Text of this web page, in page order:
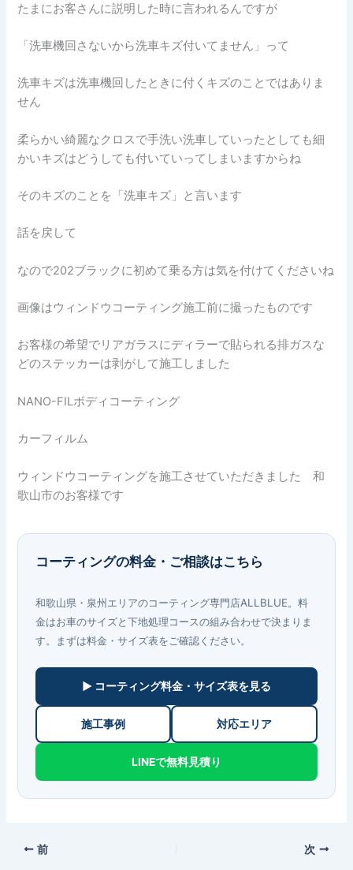
たまにお客さんに説明した時に言われるんですが
「洗車機回さないから洗車キズ付いてません」って
洗車キズは洗車機回したときに付くキズのことではありま
せん
柔らかい綺麗なクロスで手洗い洗車していったとしても細
かいキズはどうしても付いていってしまいますからね
そのキズのことを「洗車キズ」と言います
話を戻して
なので202ブラックに初めて乗る方は気を付けてくださいね
画像はウィンドウコーティング施工前に撮ったものです
お客様の希望でリアガラスにディラーで貼られる排ガスな
どのステッカーは剥がして施工しました
NANO-FILボディコーティング
カーフィルム
ウィンドウコーティングを施工させていただきました 和
歌山市のお客様です
コーティングの料金・ご相談はこちら
和歌山県・泉州エリアのコーティング専門店ALLBLUE。料
金はお車のサイズと下地処理コースの組み合わせで決まりま
す。まずは料金・サイズ表をご確認ください。
▶ コーティング料金・サイズ表を見る
施工事例 対応エリア
LINEで無料見積り
前 次